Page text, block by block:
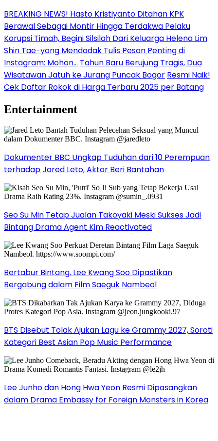
BREAKING NEWS! Hasto Kristiyanto Ditahan KPK
Berawal Sebagai Montir Hingga Terdakwa Pelaku
Korupsi Timah, Begini Silsilah Dari Keluarga Helena Lim
Shin Tae-yong Mendadak Tulis Pesan Penting di
Instagram: Mohon… Tahun Baru Berujung Tragis, Dua
Wisatawan Jatuh ke Jurang Puncak Bogor Resmi Naik!
Cek Daftar Rokok di Harga Terbaru 2025 per Batang
Entertainment
Dokumenter BBC Ungkap Tuduhan dari 10 Perempuan
terhadap Jared Leto, Aktor Beri Bantahan
Seo Su Min Tetap Jualan Takoyaki Meski Sukses Jadi
Bintang Drama Agent Kim Reactivated
Bertabur Bintang, Lee Kwang Soo Dipastikan
Bergabung dalam Film Saeguk Nambeol
BTS Disebut Tolak Ajukan Lagu ke Grammy 2027, Soroti
Kategori Best Asian Pop Music Performance
Lee Junho dan Hong Hwa Yeon Resmi Dipasangkan
dalam Drama Embassy for Foreign Monsters in Korea